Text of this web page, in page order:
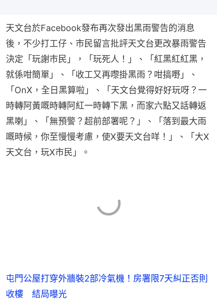
天文台於Facebook發布再次發出黑雨警告的消息
後，不少打工仔、市民留言批評天文台更改暴雨警告
決定「玩謝市民」，「玩死人！」、「紅黑紅紅黑，
就係咁簡單」、「收工又再嚟掛黑雨？咁搞嘢」、
「OnX，全日黑算啦」、「天文台覺得好好玩呀？一
時轉阿黃嘅時轉阿紅一時轉下黑，而家六點又話轉返
黑喇」、「無預警？超前部署呢？」、「落到最大雨
嘅時候，你至慢慢考慮，使X要天文台咩！」、「大X
天文台，玩X市民」。
屯門公屋打穿外牆裝2部冷氣機！房署限7天糾正否則
收樓 結局曝光